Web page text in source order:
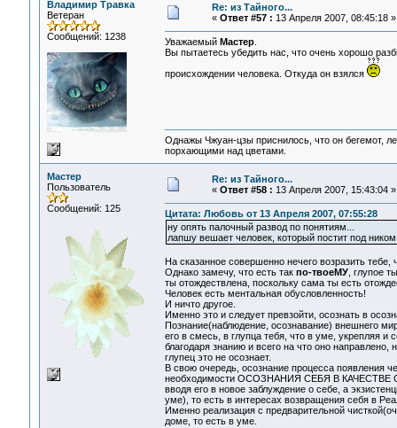
Владимир Травка
Ветеран
Сообщений: 1238
Re: из Тайного...
« Ответ #57 : 13 Апреля 2007, 08:45:18 »
Уважаемый Мастер.
Вы пытаетесь убедить нас, что очень хорошо
происхождении человека. Откуда он взялся
Однажы Чжуан-цзы приснилось, что он бегемот,
порхающими над цветами.
Мастер
Пользователь
Сообщений: 125
Re: из Тайного...
« Ответ #58 : 13 Апреля 2007, 15:43:04 »
Цитата: Любовь от 13 Апреля 2007, 07:55:28
ну опять палочный развод по понятиям...
лапшу вешает человек, который постит под
На сказанное совершенно нечего возразить тебе,
Однако замечу, что есть так по-твоеМУ, глупое
ты отождествлена, поскольку сама ты есть
Человек есть ментальная обусловленность!
И ничто другое.
Именно это и следует превзойти, осознать в
Познание(наблюдение, осознавание) внешнего
его в смесь, в глупца тебя, что в уме, укрепляя и
благодаря знанию и всего на что оно
глупец это не осознает.
В свою очередь, осознание процесса появления
необходимости ОСОЗНАНИЯ СЕБЯ В КАЧЕСТВЕ
вводя его в новое заблуждение о себе, а
уме), то есть в интересах возвращения себя в
Именно реализация с предварительной
доме, то есть в уме.